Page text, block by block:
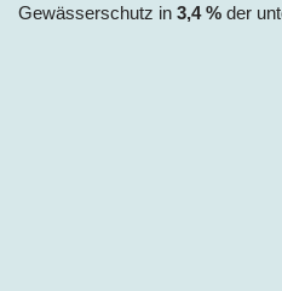
Gewässerschutz in 3,4 % der